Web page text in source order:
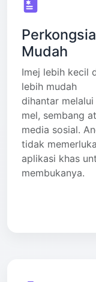
Mudah
Imej lebih kecil
lebih mudah
dihantar melalui
mel, sembang
media sosial.
tidak
aplikasi khas
membukanya.